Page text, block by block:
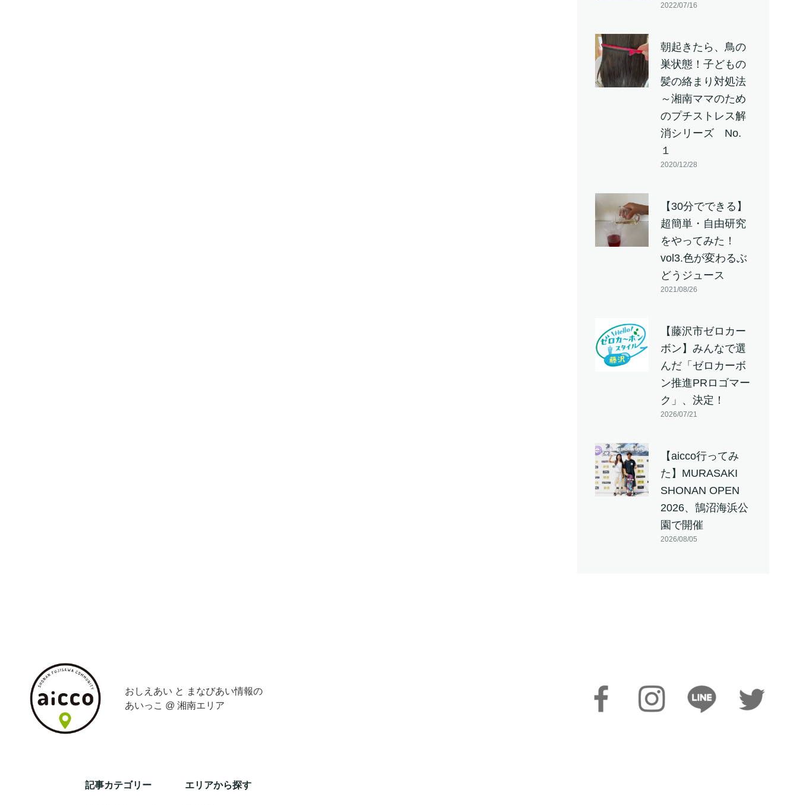
2022/07/16
朝起きたら、鳥の
巣状態！子どもの
髪の絡まり対処法
～湘南ママのため
のプチストレス解
消シリーズ No.
１
2020/12/28
【30分でできる】
超簡単・自由研究
をやってみた！
vol3.色が変わるぶ
どうジュース
2021/08/26
【藤沢市ゼロカー
ボン】みんなで選
んだ「ゼロカーボ
ン推進PRロゴマー
ク」、決定！
2026/07/21
【aicco行ってみ
た】MURASAKI
SHONAN OPEN
2026、鵠沼海浜公
園で開催
2026/08/05
おしえあい と まなびあい情報の
あいっこ @ 湘南エリア
記事カテゴリー エリアから探す